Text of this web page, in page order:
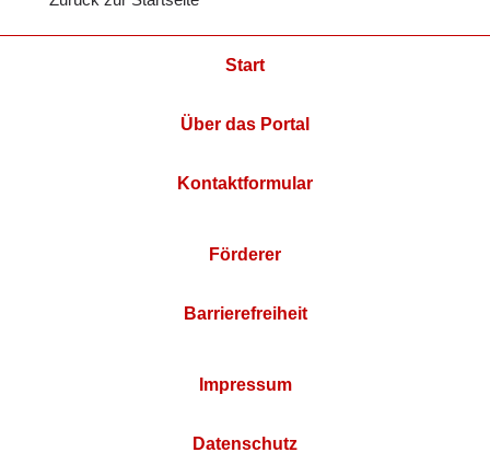
Start
Über das Portal
Kontaktformular
Förderer
Barrierefreiheit
Impressum
Datenschutz